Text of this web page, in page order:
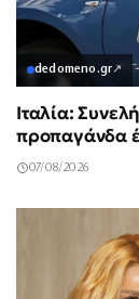
dedomeno.gr↗
Ιταλία:
προπαγάνδα
07/08/2026